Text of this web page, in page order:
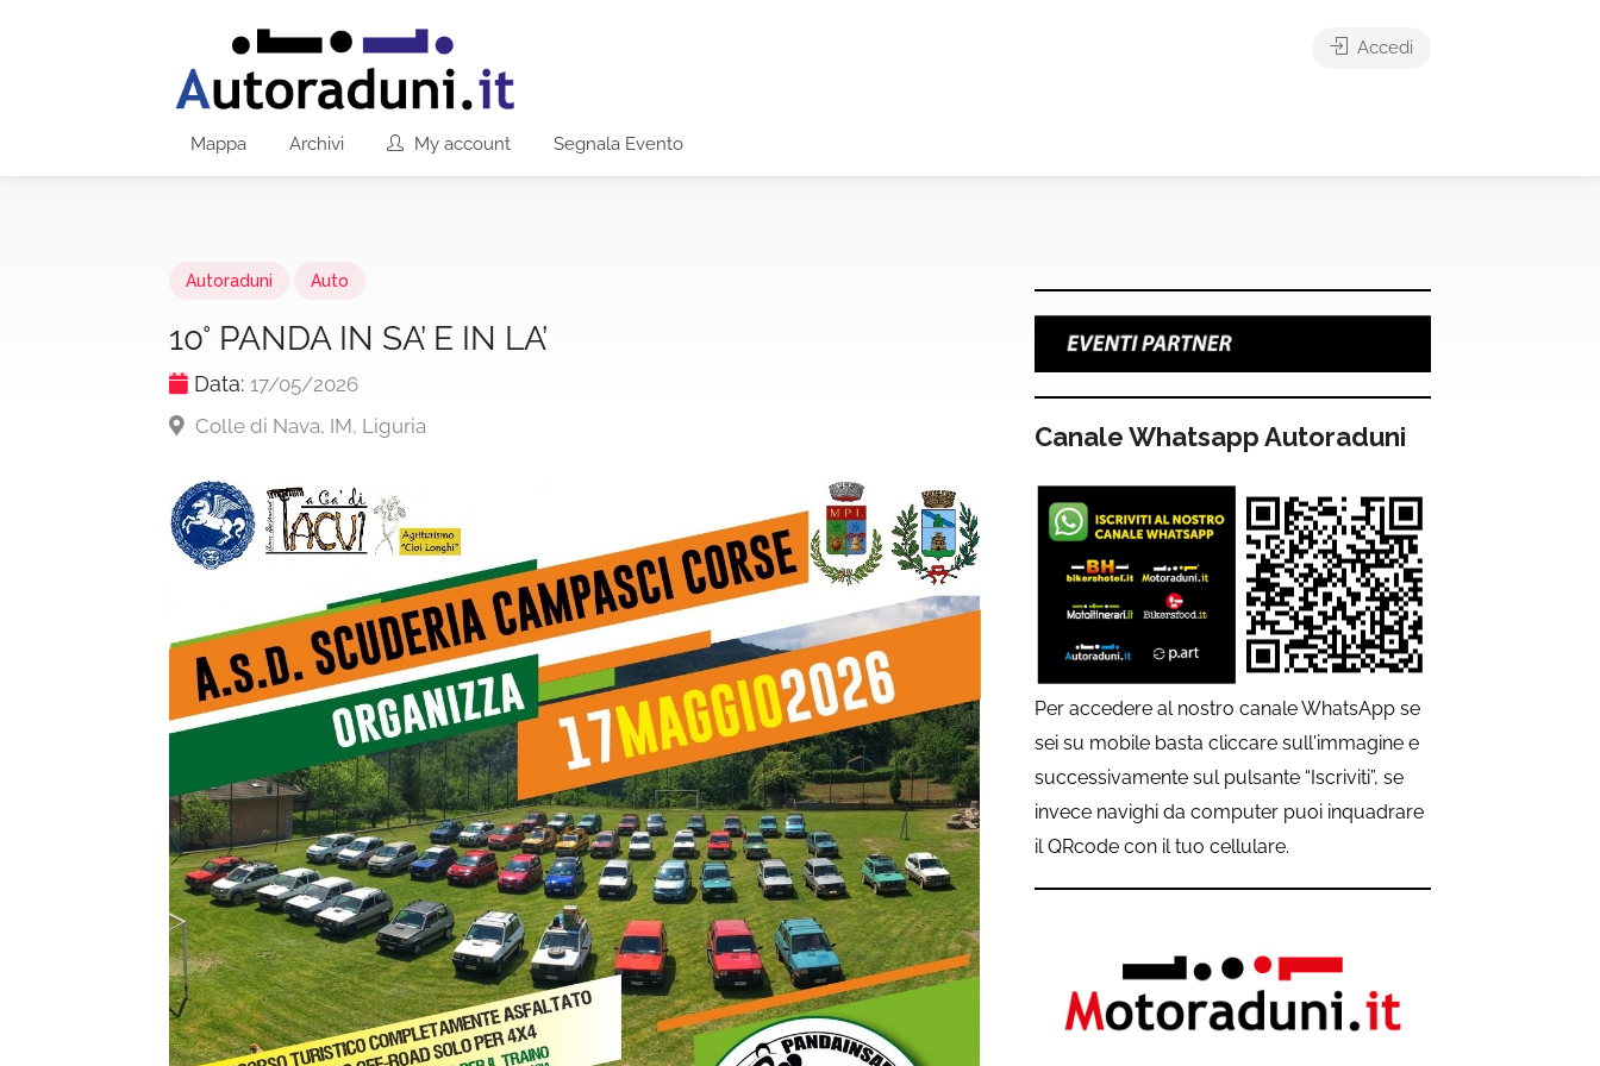
Mappa Archivi My account Segnala Evento
Accedi
Autoraduni Auto
10° PANDA IN SA’ E IN LA’
Data: 17/05/2026
Colle di Nava, IM, Liguria
Canale Whatsapp Autoraduni
Per accedere al nostro canale WhatsApp se
sei su mobile basta cliccare sull'immagine e
successivamente sul pulsante “Iscriviti”, se
invece navighi da computer puoi inquadrare
il QRcode con il tuo cellulare.